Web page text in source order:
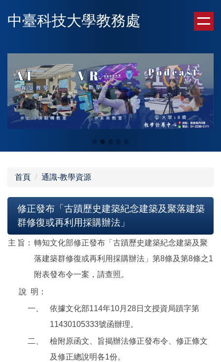
到
內
中臺科技大學教務處
首頁 通識-教學資源
修正發布「古蹟歷史建築紀念建築及聚落建築
群修復或再利用採購辦法」
主 旨： 轉知文化部修正發布「古蹟歷史建築紀念建築及聚
落建築群修復或再利用採購辦法」第8條及第8條之1
附表發布令一案，請查照。
說 明：
一、
依據文化部114年10月28日文授資局蹟字第
11430105333號函辦理。
二、
檢附原函文、旨揭辦法修正發布令、修正條文
及修正總說明各1份。